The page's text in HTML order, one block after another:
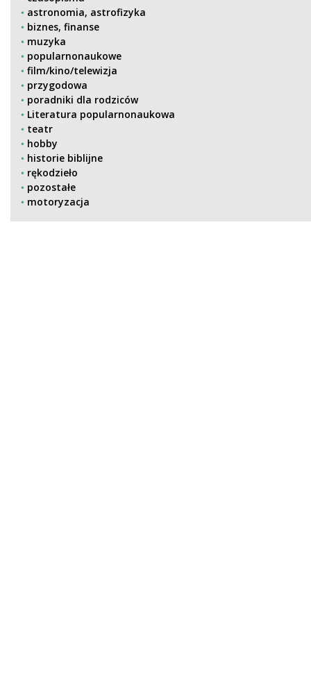
astronomia, astrofizyka
biznes, finanse
muzyka
popularnonaukowe
film/kino/telewizja
przygodowa
poradniki dla rodziców
Literatura popularnonaukowa
teatr
hobby
historie biblijne
rękodzieło
pozostałe
motoryzacja